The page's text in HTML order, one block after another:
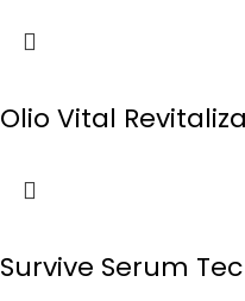
Olio Vital
Survive Serum